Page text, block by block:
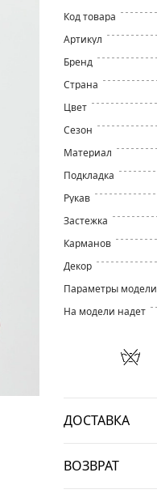
Код товара
Артикул
Бренд
Страна
Цвет
Сезон
Материал
Подкладка
Рукав
Застежка
Карманов
Декор
Параметры модели
На модели надет
ДОСТАВКА
ВОЗВРАТ